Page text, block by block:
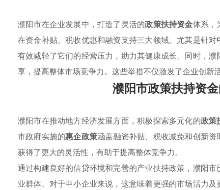
濮阳市在企业发展中，打造了灵活的政策扶持资金体系，
在资金补贴、税收优惠和融资支持三大领域。尤其是针对
有效减轻了它们的经营压力，助力其健康成长。同时，
享，提高整体市场竞争力。这些举措不仅激发了企业创新
濮阳市政策扶持资
濮阳市在推动地方经济发展方面，积极探索多元化的政策
市政府实施的惠企政策涵盖融资补贴、税收减免和创新
获得了更大的灵活性，有助于提高整体竞争力。
通过构建良好的信贷环境和完善的产业扶持政策，濮阳
业群体。对于中小企业来说，这意味着更强的市场活力